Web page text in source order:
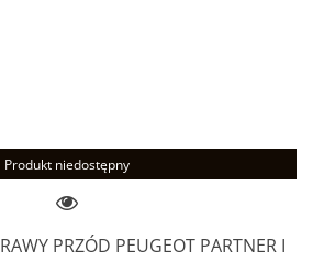
Produkt niedostępny
PRZÓD PEUGEOT PARTNER I